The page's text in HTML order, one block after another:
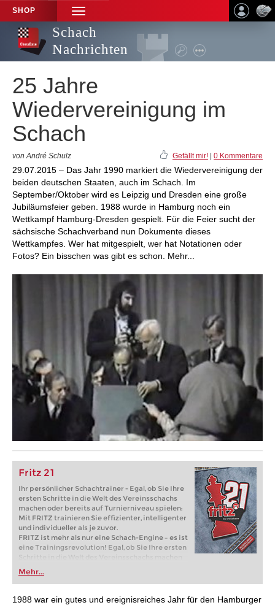
SHOP
TOGGLE
NAVIGATION
Schach
Nachrichten
25 Jahre
Wiedervereinigung im
Schach
von André Schulz Gefällt mir! 0 Kommentare
29.07.2015 – Das Jahr 1990 markiert die Wiedervereinigung der
beiden deutschen Staaten, auch im Schach. Im
September/Oktober wird es Leipzig und Dresden eine große
Jubiläumsfeier geben. 1988 wurde in Hamburg noch ein
Wettkampf Hamburg-Dresden gespielt. Für die Feier sucht der
sächsische Schachverband nun Dokumente dieses
Wettkampfes. Wer hat mitgespielt, wer hat Notationen oder
Fotos? Ein bisschen was gibt es schon. Mehr...
Fritz 21
Ihr persönlicher Schachtrainer - Egal, ob Sie Ihre
ersten Schritte in die Welt des Vereinsschachs
machen oder bereits auf Turnierniveau spielen:
Mit FRITZ trainieren Sie effizienter, intelligenter
und individueller als je zuvor.
FRITZ ist mehr als nur eine Schach-Engine – es ist
eine Trainingsrevolution! Egal, ob Sie Ihre ersten
Schritte in die Welt des Vereinsschachs machen
oder bereits auf Turnierniveau spielen: Mit
FRITZ trainieren Sie effizienter, intelligenter und
individueller als je zuvor.
Mehr...
1988 war ein gutes und ereignisreiches Jahr für den Hamburger